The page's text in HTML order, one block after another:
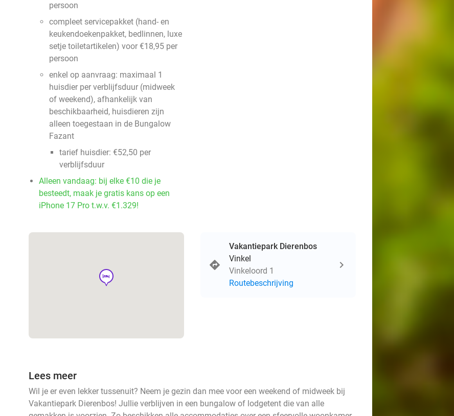
persoon
compleet servicepakket (hand- en
keukendoekenpakket, bedlinnen, luxe
setje toiletartikelen) voor €18,95 per
persoon
enkel op aanvraag: maximaal 1
huisdier per verblijfsduur (midweek
of weekend), afhankelijk van
beschikbaarheid, huisdieren zijn
alleen toegestaan in de Bungalow
Fazant
tarief huisdier: €52,50 per
verblijfsduur
Alleen vandaag: bij elke €10 die je
besteedt, maak je gratis kans op een
iPhone 17 Pro t.w.v. €1.329!
hotel
Vakantiepark Dierenbos
Vinkel
Vinkeloord 1
Routebeschrijving
Lees meer
Wil je er even lekker tussenuit? Neem je gezin dan mee voor een weekend of midweek bij
Vakantiepark Dierenbos! Jullie verblijven in een bungalow of lodgetent die van alle